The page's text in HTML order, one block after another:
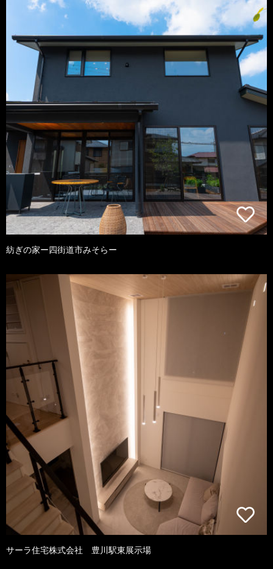
紡ぎの家ー四街道市みそらー
サーラ住宅株式会社 豊川駅東展示場